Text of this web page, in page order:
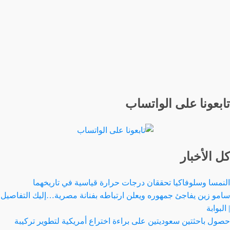
تابعونا على الواتساب
كل الأخبار
النمسا وسلوفاكيا تحققان درجات حرارة قياسية في تاريخهما
سامو زين يفاجئ جمهوره ويعلن ارتباطه بفنانة مصرية…إليك التفاصيل
| البوابة
حصول باحثتين سعوديتين على براءة اختراع أمريكية لتطوير تركيبة